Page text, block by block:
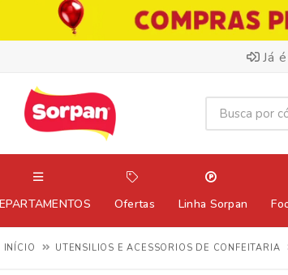
Já
Ofertas Linha Sorpan
INÍCIO UTENSILIOS E ACESSORIOS DE CONFEITARIA